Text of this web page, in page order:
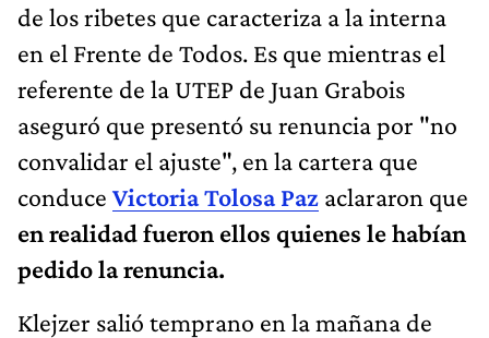
de los ribetes que caracteriza a la interna
en el Frente de Todos. Es que mientras el
referente de la UTEP de Juan Grabois
aseguró que presentó su renuncia por "no
convalidar el ajuste", en la cartera que
conduce Victoria Tolosa Paz aclararon que
en realidad fueron ellos quienes le habían
pedido la renuncia.
Klejzer salió temprano en la mañana de